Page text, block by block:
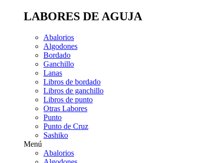
LABORES DE AGUJA
Abalorios
Algodones
Bordado
Ganchillo
Lanas
Libros de bordado
Libros de ganchillo
Libros de punto
Otras Labores
Punto
Punto de Cruz
Sashiko
Menú
Abalorios